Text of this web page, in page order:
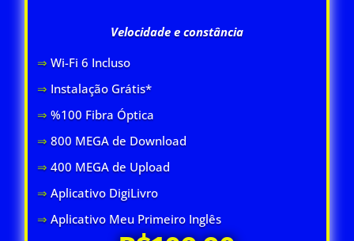
Velocidade e constância
⇒ Wi-Fi 6 Incluso
⇒ Instalação Grátis*
⇒ %100 Fibra Óptica
⇒ 800 MEGA de Download
⇒400 MEGA de Upload
⇒Aplicativo DigiLivro
⇒Aplicativo Meu Primeiro Inglês